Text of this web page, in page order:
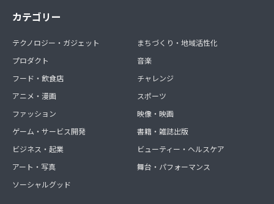
カテゴリー
テクノロジー・ガジェット
プロダクト
フード・飲食店
アニメ・漫画
ファッション
ゲーム・サービス開発
ビジネス・起業
アート・写真
ソーシャルグッド
まちづくり・地域活性化
音楽
チャレンジ
スポーツ
映像・映画
書籍・雑誌出版
ビューティー・ヘルスケア
舞台・パフォーマンス